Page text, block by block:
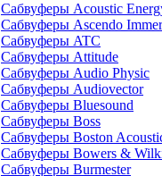
Сабвуферы Acoustic
Сабвуферы Ascendo
Сабвуферы ATC
Сабвуферы Attitude
Сабвуферы Audio Physic
Сабвуферы Audiovector
Сабвуферы Bluesound
Сабвуферы Boss
Сабвуферы Boston
Сабвуферы Bowers &
Сабвуферы Burmester